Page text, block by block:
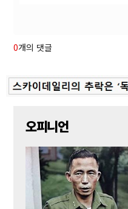
0개의 댓글
오피니언